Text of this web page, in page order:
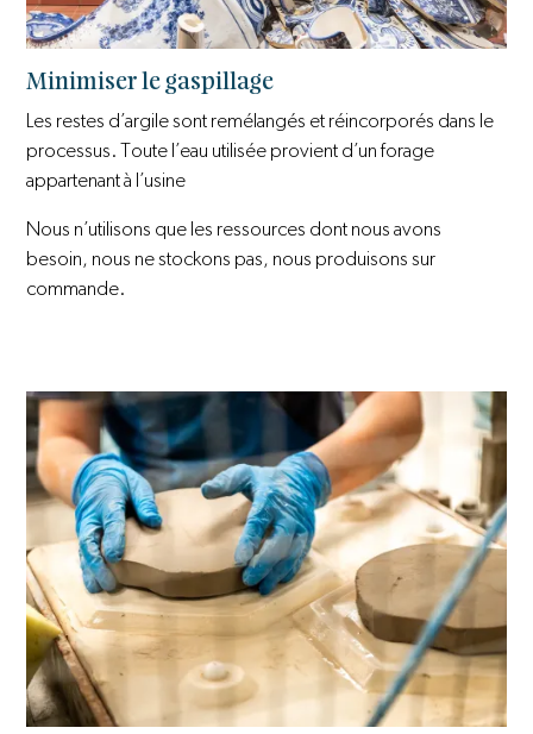
Minimiser le gaspillage
Les restes d’argile sont remélangés et réincorporés dans le
processus. Toute l’eau utilisée provient d’un forage
appartenant à l’usine
Nous n’utilisons que les ressources dont nous avons
besoin, nous ne stockons pas, nous produisons sur
commande.